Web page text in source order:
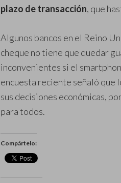
plazo de transacción, que
Algunos bancos en el Reino
cheque no tiene que quedar
inconvenientes si el
encuesta reciente señaló que
sus decisiones económicas,
para todos.
Compártelo: